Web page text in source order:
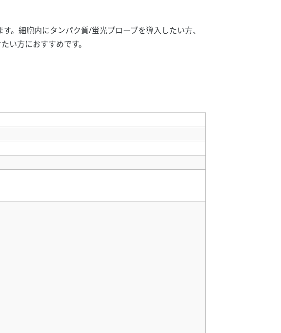
。細胞内にタンパク質/蛍光プローブを導入したい方、
い方におすすめです。